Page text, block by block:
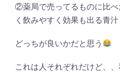
②薬局で売ってるものに比
く飲みやすく効果も出る青汁
どっちが良いかだと思う
これは人それぞれだけど、